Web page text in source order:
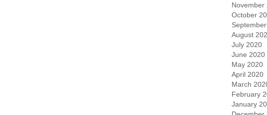
November
October
August
July 2020
June 2020
May 2020
April 2020
March
February
January